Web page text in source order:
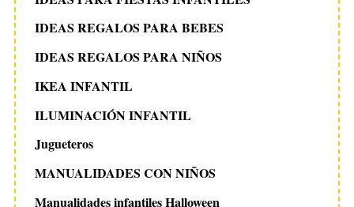
IDEAS REGALOS PARA BEBES
IDEAS REGALOS PARA NIÑOS
IKEA INFANTIL
ILUMINACIÓN INFANTIL
Jugueteros
MANUALIDADES CON NIÑOS
Manualidades infantiles Halloween